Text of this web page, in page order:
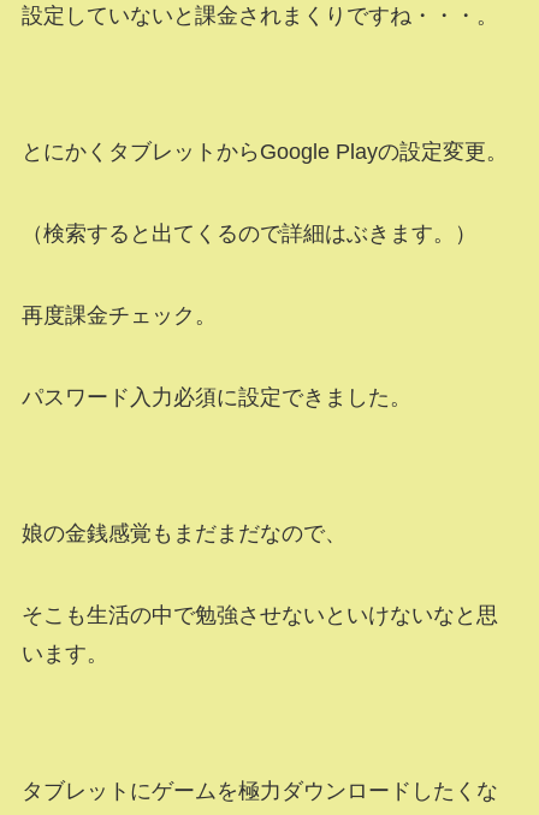
設定していないと課金されまくりですね・・・。
とにかくタブレットからGoogle Playの設定変更。
（検索すると出てくるので詳細はぶきます。）
再度課金チェック。
パスワード入力必須に設定できました。
娘の金銭感覚もまだまだなので、
そこも生活の中で勉強させないといけないなと思
います。
タブレットにゲームを極力ダウンロードしたくな